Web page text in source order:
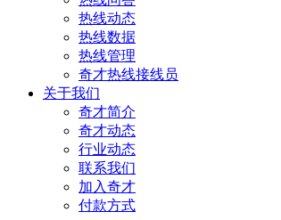
热线动态
热线数据
热线管理
奇才热线接线员
关于我们
奇才简介
奇才动态
行业动态
联系我们
加入奇才
付款方式